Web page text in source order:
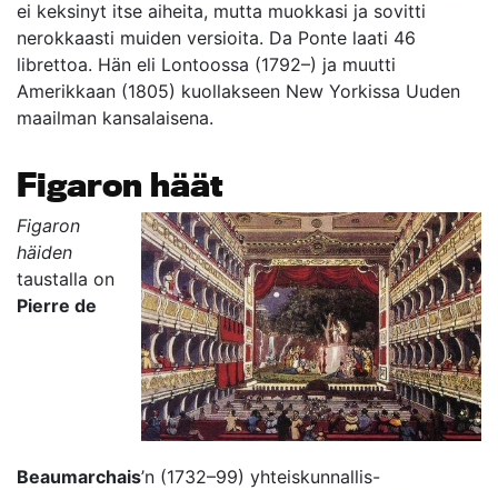
ei keksinyt itse aiheita, mutta muokkasi ja sovitti
nerokkaasti muiden versioita. Da Ponte laati 46
librettoa. Hän eli Lontoossa (1792–) ja muutti
Amerikkaan (1805) kuollakseen New Yorkissa Uuden
maailman kansalaisena.
Figaron häät
Figaron
häiden
taustalla on
Pierre de
Beaumarchais’n (1732–99) yhteiskunnallis-